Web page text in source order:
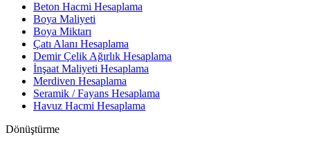
Beton Hacmi Hesaplama
Boya Maliyeti
Boya Miktarı
Çatı Alanı Hesaplama
Demir Çelik Ağırlık Hesaplama
İnşaat Maliyeti Hesaplama
Merdiven Hesaplama
Seramik / Fayans Hesaplama
Havuz Hacmi Hesaplama
Dönüştürme